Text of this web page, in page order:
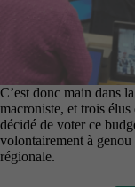
C’est donc main dans
macroniste, et trois
décidé de voter ce
volontairement à genou
régionale.